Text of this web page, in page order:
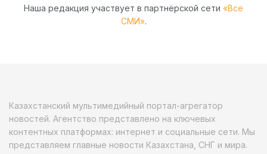
Наша редакция участвует в партнёрской сети «Все
СМИ».
Казахстанский мультимедийный портал-агрегатор
новостей. Агентство представлено на ключевых
контентных платформах: интернет и социальные сети. Мы
представляем главные новости Казахстана, СНГ и мира.